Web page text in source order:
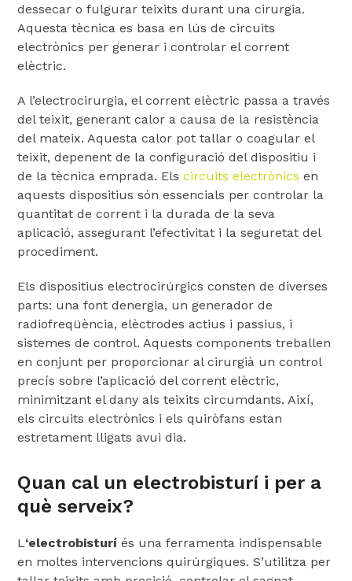
dessecar o fulgurar teixits durant una cirurgia.
Aquesta tècnica es basa en lús de circuits
electrònics per generar i controlar el corrent
elèctric.
A l’electrocirurgia, el corrent elèctric passa a través
del teixit, generant calor a causa de la resistència
del mateix. Aquesta calor pot tallar o coagular el
teixit, depenent de la configuració del dispositiu i
de la tècnica emprada. Els circuits electrònics en
aquests dispositius són essencials per controlar la
quantitat de corrent i la durada de la seva
aplicació, assegurant l’efectivitat i la seguretat del
procediment.
Els dispositius electrocirúrgics consten de diverses
parts: una font denergia, un generador de
radiofreqüència, elèctrodes actius i passius, i
sistemes de control. Aquests components treballen
en conjunt per proporcionar al cirurgià un control
precís sobre l’aplicació del corrent elèctric,
minimitzant el dany als teixits circumdants. Així,
els circuits electrònics i els quiròfans estan
estretament lligats avui dia.
Quan cal un electrobisturí i per a
què serveix?
L‘electrobisturí és una ferramenta indispensable
en moltes intervencions quirúrgiques. S’utilitza per